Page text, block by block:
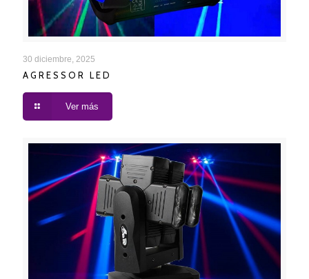
30 diciembre, 2025
AGRESSOR LED
Ver más